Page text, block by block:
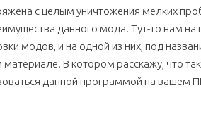
с целым уничтожения мелких
данного мода. Тут-то нам
модов, и на одной из них, под
В котором расскажу, что
данной программой на вашем